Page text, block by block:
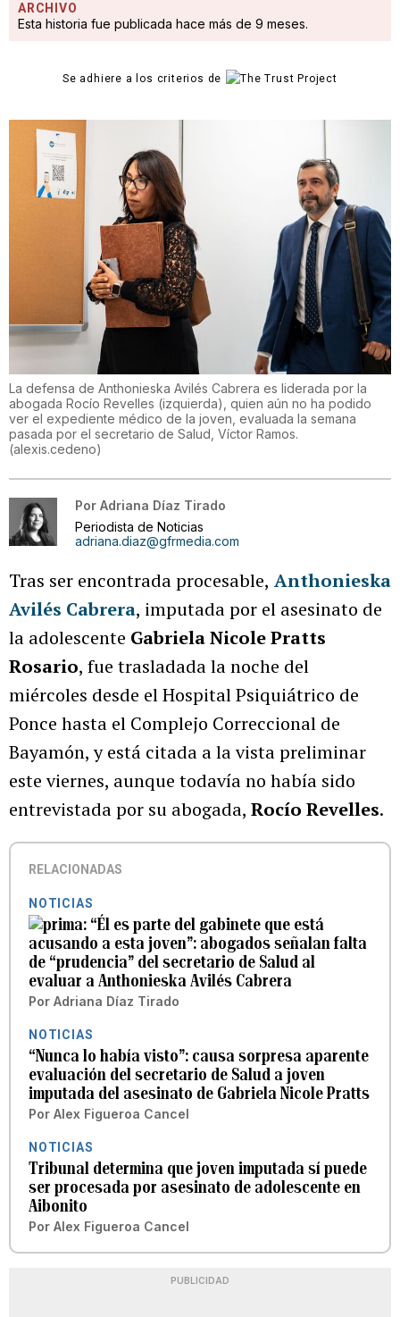
ARCHIVO
Esta historia fue publicada hace más de 9 meses.
Se adhiere a los criterios de
La defensa de Anthonieska Avilés Cabrera es liderada por la
abogada Rocío Revelles (izquierda), quien aún no ha podido
ver el expediente médico de la joven, evaluada la semana
pasada por el secretario de Salud, Víctor Ramos.
(alexis.cedeno)
Por Adriana Díaz Tirado
Periodista de Noticias
adriana.diaz@gfrmedia.com
Tras ser encontrada procesable, Anthonieska
Avilés Cabrera, imputada por el asesinato de
la adolescente Gabriela Nicole Pratts
Rosario, fue trasladada la noche del
miércoles desde el Hospital Psiquiátrico de
Ponce hasta el Complejo Correccional de
Bayamón, y está citada a la vista preliminar
este viernes, aunque todavía no había sido
entrevistada por su abogada, Rocío Revelles.
RELACIONADAS
NOTICIAS
“Él es parte del gabinete que está
acusando a esta joven”: abogados señalan falta
de “prudencia” del secretario de Salud al
evaluar a Anthonieska Avilés Cabrera
Por Adriana Díaz Tirado
NOTICIAS
“Nunca lo había visto”: causa sorpresa aparente
evaluación del secretario de Salud a joven
imputada del asesinato de Gabriela Nicole Pratts
Por Alex Figueroa Cancel
NOTICIAS
Tribunal determina que joven imputada sí puede
ser procesada por asesinato de adolescente en
Aibonito
Por Alex Figueroa Cancel
PUBLICIDAD